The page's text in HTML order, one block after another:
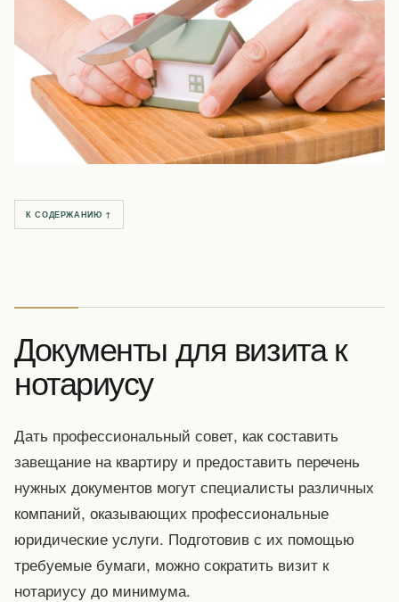
К СОДЕРЖАНИЮ ↑
Документы для визита к
нотариусу
Дать профессиональный совет, как составить
завещание на квартиру и предоставить перечень
нужных документов могут специалисты различных
компаний, оказывающих профессиональные
юридические услуги. Подготовив с их помощью
требуемые бумаги, можно сократить визит к
нотариусу до минимума.